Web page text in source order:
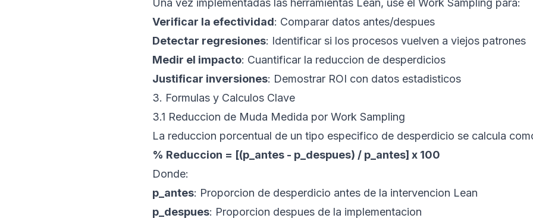
Una vez implementadas las herramientas Lean, use el Work Sampling para:
Verificar la efectividad: Comparar datos antes/despues
Detectar regresiones: Identificar si los procesos vuelven a viejos patrones
Medir el impacto: Cuantificar la reduccion de desperdicios
Justificar inversiones: Demostrar ROI con datos estadisticos
3. Formulas y Calculos Clave
3.1 Reduccion de Muda Medida por Work Sampling
La reduccion porcentual de un tipo especifico de desperdicio se calcula
% Reduccion = [(p_antes - p_despues) / p_antes] x 100
Donde:
p_antes: Proporcion de desperdicio antes de la intervencion Lean
p_despues: Proporcion despues de la implementacion